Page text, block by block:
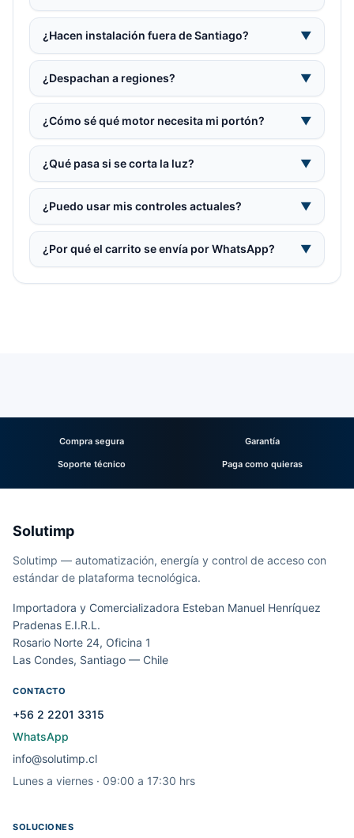
¿Hacen instalación fuera de Santiago? ▼
¿Despachan a regiones? ▼
¿Cómo sé qué motor necesita mi portón? ▼
¿Qué pasa si se corta la luz? ▼
¿Puedo usar mis controles actuales? ▼
¿Por qué el carrito se envía por WhatsApp? ▼
Compra segura Garantía
Soporte técnico Paga como quieras
Solutimp
Solutimp — automatización, energía y control de acceso con
estándar de plataforma tecnológica.
Importadora y Comercializadora Esteban Manuel Henríquez
Pradenas E.I.R.L.
Rosario Norte 24, Oficina 1
Las Condes, Santiago — Chile
CONTACTO
+56 2 2201 3315
WhatsApp
info@solutimp.cl
Lunes a viernes · 09:00 a 17:30 hrs
SOLUCIONES